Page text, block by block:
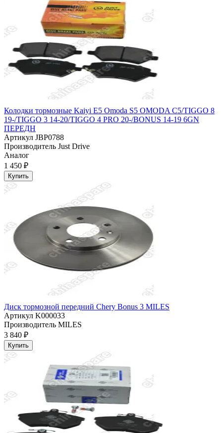
Колодки тормозные Kaiyi E5 Omoda S5 OMODA C5/TIGGO 8
19-/TIGGO 3 14-20/TIGGO 4 PRO 20-/BONUS 14-19 6GN
ПЕРЕДН
Артикул JBP0788
Производитель Just Drive
Аналог
1 450 ₽
Купить
Диск тормозной передний Chery Bonus 3 MILES
Артикул K000033
Производитель MILES
3 840 ₽
Купить